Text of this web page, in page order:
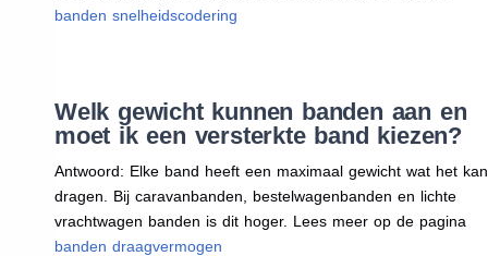
banden snelheidscodering
Welk gewicht kunnen banden aan en
moet ik een versterkte band kiezen?
Antwoord: Elke band heeft een maximaal gewicht wat het kan
dragen. Bij caravanbanden, bestelwagenbanden en lichte
vrachtwagen banden is dit hoger. Lees meer op de pagina
banden draagvermogen